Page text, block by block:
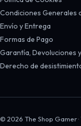
Condiciones Generales
Envío y Entrega
Formas de Pago
Garantía, Devoluciones
Derecho de
© 2026 The Shop Gamer